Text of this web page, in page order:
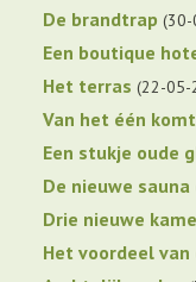
De brandtrap
Een boutique
Het terras 22-05-
Van het één
Een stukje oude
De nieuwe
Drie nieuwe
Het voordeel van